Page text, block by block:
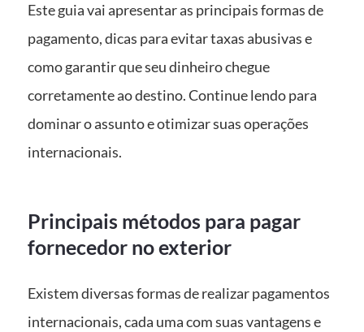
Este guia vai apresentar as principais formas de
pagamento, dicas para evitar taxas abusivas e
como garantir que seu dinheiro chegue
corretamente ao destino. Continue lendo para
dominar o assunto e otimizar suas operações
internacionais.
Principais métodos para pagar
fornecedor no exterior
Existem diversas formas de realizar pagamentos
internacionais, cada uma com suas vantagens e